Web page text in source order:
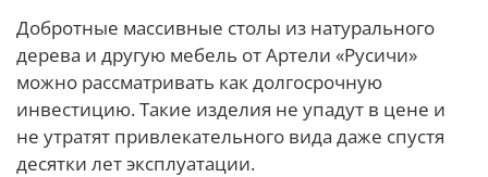
Добротные массивные столы из натурального
дерева и другую мебель от Артели «Русичи»
можно рассматривать как долгосрочную
инвестицию. Такие изделия не упадут в цене и
не утратят привлекательного вида даже спустя
десятки лет эксплуатации.